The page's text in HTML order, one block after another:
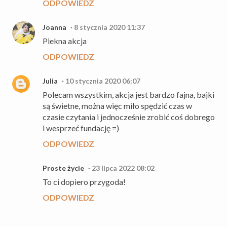
ODPOWIEDZ
Joanna 8 stycznia 2020 11:37
Piekna akcja
ODPOWIEDZ
Julia 10 stycznia 2020 06:07
Polecam wszystkim, akcja jest bardzo fajna, bajki
są świetne, można więc miło spędzić czas w
czasie czytania i jednocześnie zrobić coś dobrego
i wesprzeć fundację =)
ODPOWIEDZ
Proste życie 23 lipca 2022 08:02
To ci dopiero przygoda!
ODPOWIEDZ